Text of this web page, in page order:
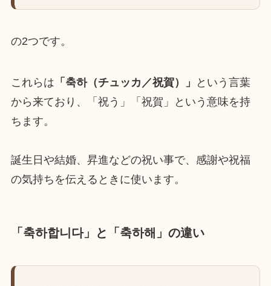
の2つです。
これらは 「축하（チュッカ／祝賀）」
という言葉
から来ており、「祝う」「祝賀」という意味を持
ちます。
誕生日や結婚、昇進などの祝い事で、感謝や祝福
の気持ちを伝えるときに使います。
「축하합니다」と「축하해」の違い